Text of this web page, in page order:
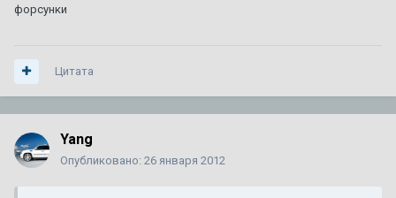
форсунки
Цитата
Yang
Опубликовано: 26 января 2012